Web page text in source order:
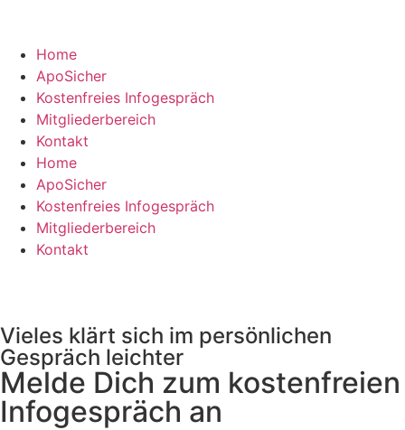
Home
ApoSicher
Kostenfreies Infogespräch
Mitgliederbereich
Kontakt
Home
ApoSicher
Kostenfreies Infogespräch
Mitgliederbereich
Kontakt
Vieles klärt sich im persönlichen
Gespräch leichter
Melde Dich zum kostenfreien
Infogespräch an